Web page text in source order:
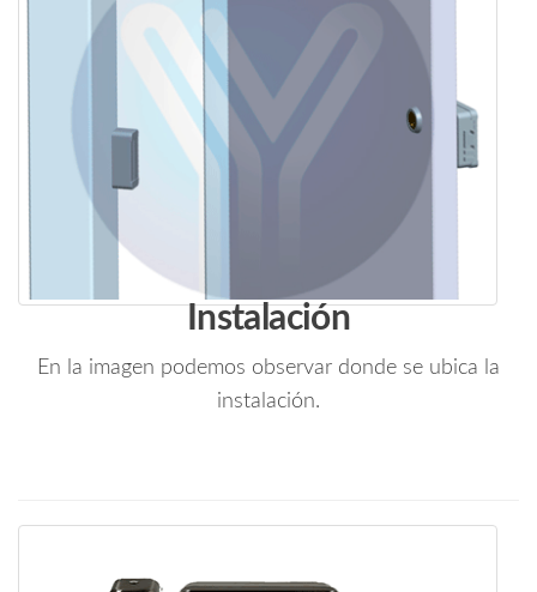
Instalación
En la imagen podemos observar donde se ubica la
instalación.